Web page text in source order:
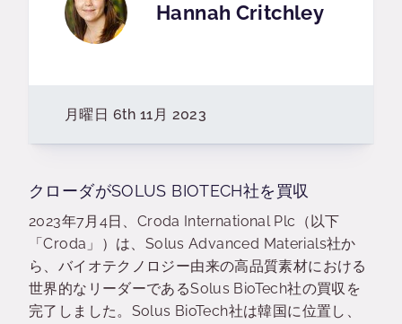
Hannah Critchley
月曜日 6th 11月 2023
クローダがSOLUS BIOTECH社を買収
2023年7月4日、Croda International Plc（以下
「Croda」）は、Solus Advanced Materials社か
ら、バイオテクノロジー由来の高品質素材における
世界的なリーダーであるSolus BioTech社の買収を
完了しました。Solus BioTech社は韓国に位置し、